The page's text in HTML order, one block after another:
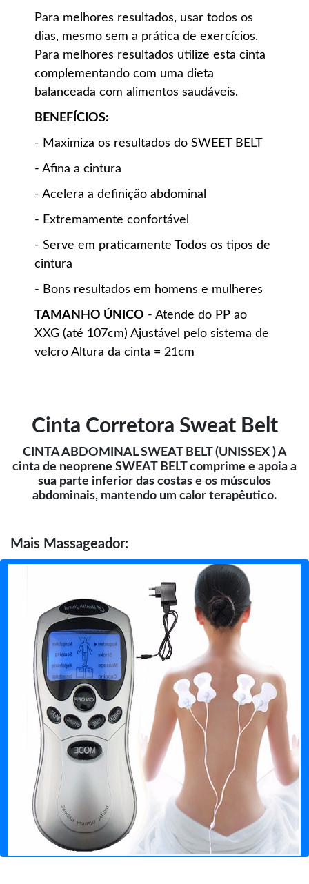
Para melhores resultados, usar todos os
dias, mesmo sem a prática de exercícios.
Para melhores resultados utilize esta cinta
complementando com uma dieta
balanceada com alimentos saudáveis.
BENEFÍCIOS:
- Maximiza os resultados do SWEET BELT
- Afina a cintura
- Acelera a definição abdominal
- Extremamente confortável
- Serve em praticamente Todos os tipos de
cintura
- Bons resultados em homens e mulheres
TAMANHO ÚNICO - Atende do PP ao
XXG (até 107cm) Ajustável pelo sistema de
velcro Altura da cinta = 21cm
Cinta Corretora Sweat Belt
CINTA ABDOMINAL SWEAT BELT (UNISSEX ) A
cinta de neoprene SWEAT BELT comprime e apoia a
sua parte inferior das costas e os músculos
abdominais, mantendo um calor terapêutico.
Mais Massageador: